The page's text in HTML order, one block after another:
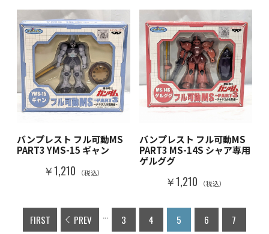
バンプレスト フル可動MS
PART3 YMS-15 ギャン
￥1,210 （税込）
バンプレスト フル可動MS
PART3 MS-14S シャア専用
ゲルググ
￥1,210 （税込）
FIRST PREV ... 3 4 5 6
7